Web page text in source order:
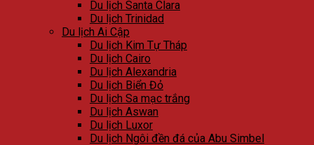
Du lịch Santa Clara
Du lịch Trinidad
Du lịch Ai Cập
Du lịch Kim Tự Tháp
Du lịch Cairo
Du lịch Alexandria
Du lịch Biển Đỏ
Du lịch Sa mạc trắng
Du lịch Aswan
Du lịch Luxor
Du lịch Ngôi đền đá của Abu Simbel